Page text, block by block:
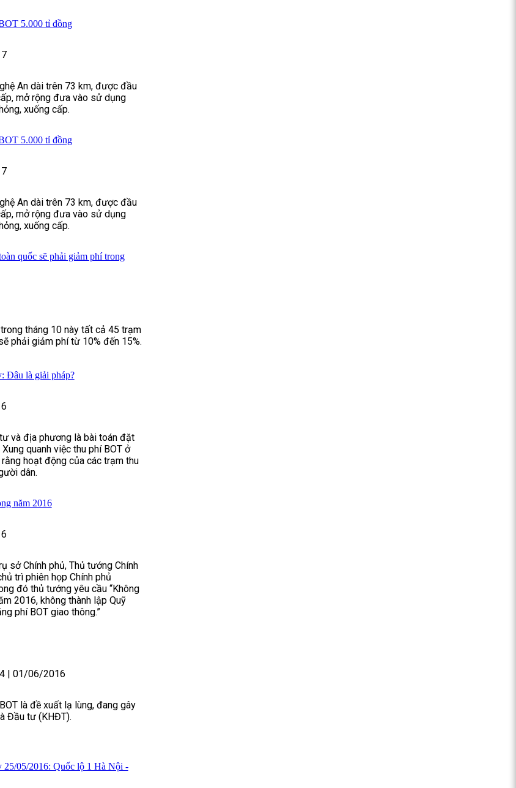
5.000 tỉ đồng
An dài trên 73 km, được đầu
mở rộng đưa vào sử dụng
xuống cấp.
5.000 tỉ đồng
An dài trên 73 km, được đầu
mở rộng đưa vào sử dụng
xuống cấp.
quốc sẽ phải giảm phí trong
tháng 10 này tất cả 45 trạm
phải giảm phí từ 10% đến 15%.
Đâu là giải pháp?
và địa phương là bài toán đặt
quanh việc thu phí BOT ở
hoạt động của các trạm thu
dân.
năm 2016
sở Chính phủ, Thủ tướng Chính
trì phiên họp Chính phủ
đó thủ tướng yêu cầu “Không
2016, không thành lập Quỹ
phí BOT giao thông.”
| 01/06/2016
là đề xuất lạ lùng, đang gây
Đầu tư (KHĐT).
25/05/2016: Quốc lộ 1 Hà Nội -